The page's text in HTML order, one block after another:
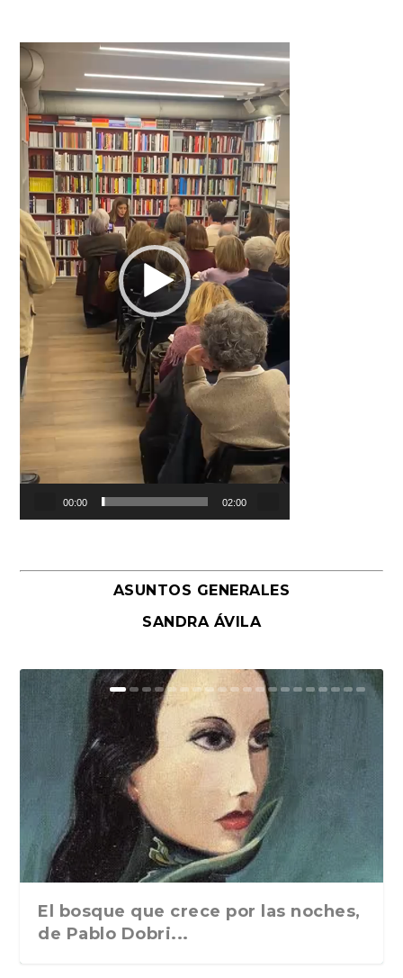
Reproductor
de
vídeo
00:00 02:00
ASUNTOS GENERALES
SANDRA ÁVILA
El bosque que crece por las noches,
de Pablo Dobri...